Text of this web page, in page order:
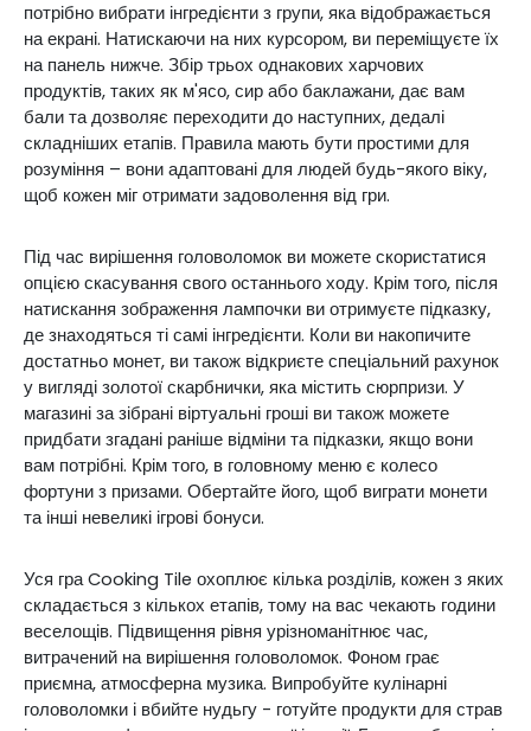
потрібно вибрати інгредієнти з групи, яка відображається
на екрані. Натискаючи на них курсором, ви переміщуєте їх
на панель нижче. Збір трьох однакових харчових
продуктів, таких як м'ясо, сир або баклажани, дає вам
бали та дозволяє переходити до наступних, дедалі
складніших етапів. Правила мають бути простими для
розуміння – вони адаптовані для людей будь-якого віку,
щоб кожен міг отримати задоволення від гри.
Під час вирішення головоломок ви можете скористатися
опцією скасування свого останнього ходу. Крім того, після
натискання зображення лампочки ви отримуєте підказку,
де знаходяться ті самі інгредієнти. Коли ви накопичите
достатньо монет, ви також відкриєте спеціальний рахунок
у вигляді золотої скарбнички, яка містить сюрпризи. У
магазині за зібрані віртуальні гроші ви також можете
придбати згадані раніше відміни та підказки, якщо вони
вам потрібні. Крім того, в головному меню є колесо
фортуни з призами. Обертайте його, щоб виграти монети
та інші невеликі ігрові бонуси.
Уся гра Cooking Tile охоплює кілька розділів, кожен з яких
складається з кількох етапів, тому на вас чекають години
веселощів. Підвищення рівня урізноманітнює час,
витрачений на вирішення головоломок. Фоном грає
приємна, атмосферна музика. Випробуйте кулінарні
головоломки і вбийте нудьгу - готуйте продукти для страв